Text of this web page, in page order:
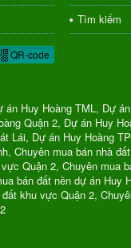
Tìm kiếm
QR-code
án Huy Hoàng TML, Dự
Quận 2, Dự án Huy
Lái, Dự án Huy Hoàng
Chuyên mua bán nhà
Quận 2, Chuyên mua
bán đất nền dự án Huy
khu vực Quận 2,